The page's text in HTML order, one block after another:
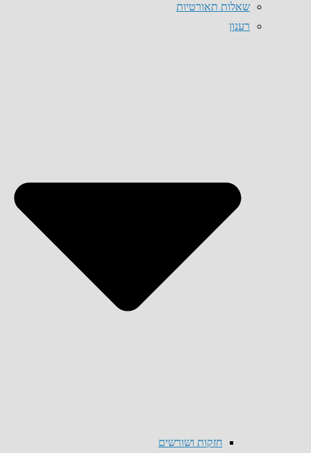
שאלות תאורטיות
רענון
חזקות ושורשים